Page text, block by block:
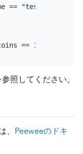
==
"test"
== 100
参照してください。
、
Peeweeのドキ